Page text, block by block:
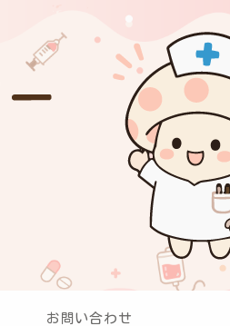
お問い合わせ